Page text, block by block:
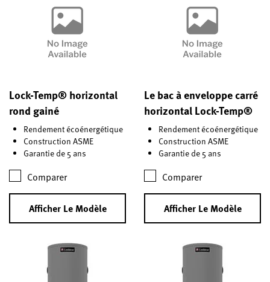
Lock-Temp® horizontal
rond gainé
Rendement écoénergétique
Construction ASME
Garantie de 5 ans
Comparer
Afficher Le Modèle
Le bac à enveloppe carré
horizontal Lock-Temp®
Rendement écoénergétique
Construction ASME
Garantie de 5 ans
Comparer
Afficher Le Modèle